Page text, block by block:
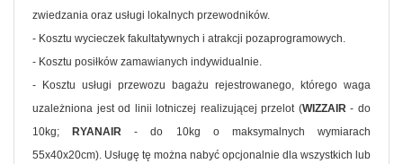
zwiedzania oraz usługi lokalnych przewodników.
- Kosztu wycieczek fakultatywnych i atrakcji pozaprogramowych.
- Kosztu posiłków zamawianych indywidualnie.
- Kosztu usługi przewozu bagażu rejestrowanego, którego waga
uzależniona jest od linii lotniczej realizującej przelot (WIZZAIR- do
10kg;
RYANAIR - do 10kg o maksymalnych wymiarach
55x40x20cm). Usługę tę można nabyć opcjonalnie dla wszystkich lub